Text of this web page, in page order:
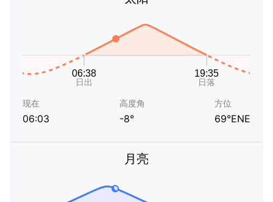
现在
06:03
高度角
-8°
方位
69°ENE
月亮